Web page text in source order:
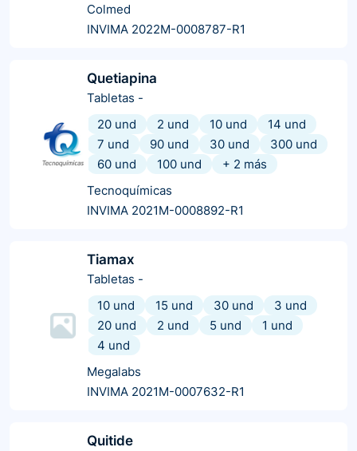
Colmed
INVIMA 2022M-0008787-R1
Quetiapina
Tabletas -
20 und
2 und 10 und
14 und
7 und
90 und 30 und
300 und
60 und
100 und + 2 más
Tecnoquímicas
INVIMA 2021M-0008892-R1
Tiamax
Tabletas -
10 und
15 und 30 und
3 und
20 und
2 und 5 und
1 und
4 und
Megalabs
INVIMA 2021M-0007632-R1
Quitide